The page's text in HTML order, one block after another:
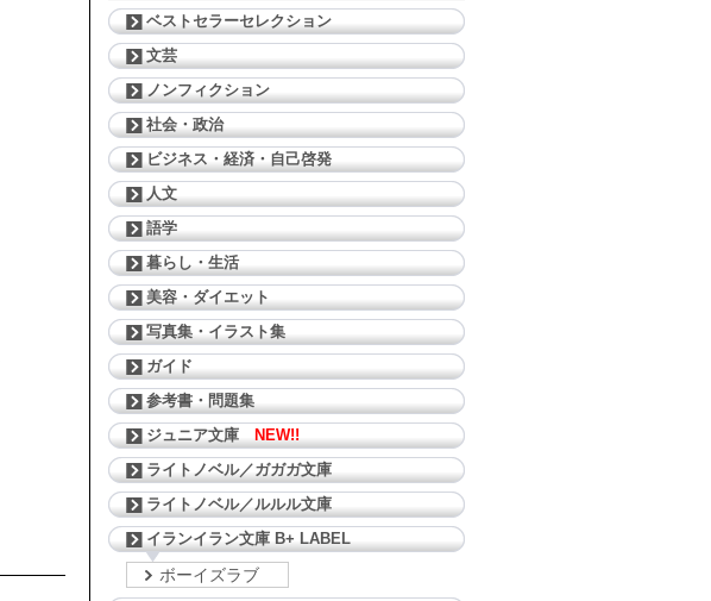
ベストセラーセレクション
文芸
ノンフィクション
社会・政治
ビジネス・経済・自己啓発
人文
語学
暮らし・生活
美容・ダイエット
写真集・イラスト集
ガイド
参考書・問題集
ジュニア文庫
NEW!!
ライトノベル／ガガガ文庫
ライトノベル／ルルル文庫
イランイラン文庫 B+ LABEL
ボーイズラブ